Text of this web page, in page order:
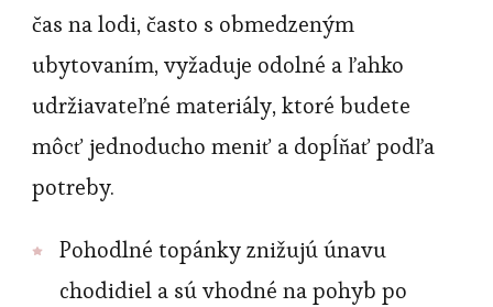
čas na lodi, často s obmedzeným
ubytovaním, vyžaduje odolné a ľahko
udržiavateľné materiály, ktoré budete
môcť jednoducho meniť a dopĺňať podľa
potreby.
Pohodlné topánky znižujú únavu
chodidiel a sú vhodné na pohyb po